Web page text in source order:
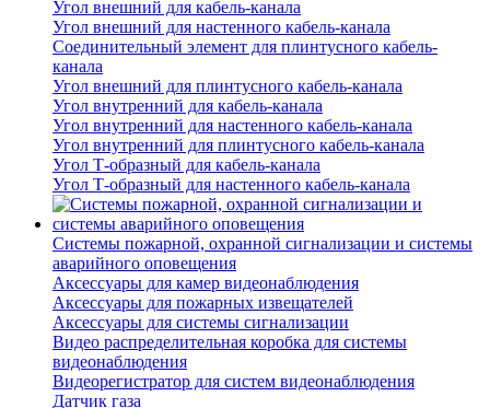
Угол внешний для кабель-канала
Угол внешний для настенного кабель-канала
Соединительный элемент для плинтусного кабель-
канала
Угол внешний для плинтусного кабель-канала
Угол внутренний для кабель-канала
Угол внутренний для настенного кабель-канала
Угол внутренний для плинтусного кабель-канала
Угол Т-образный для кабель-канала
Угол Т-образный для настенного кабель-канала
Системы пожарной, охранной сигнализации и системы
аварийного оповещения
Аксессуары для камер видеонаблюдения
Аксессуары для пожарных извещателей
Аксессуары для системы сигнализации
Видео распределительная коробка для системы
видеонаблюдения
Видеорегистратор для систем видеонаблюдения
Датчик газа